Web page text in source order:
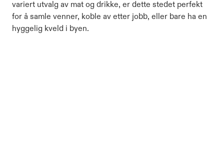
variert utvalg av mat og drikke, er dette stedet perfekt
for å samle venner, koble av etter jobb, eller bare ha en
hyggelig kveld i byen.